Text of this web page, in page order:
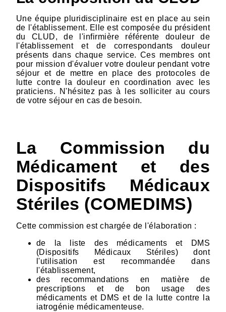
Une équipe pluridisciplinaire est en place au sein
de l'établissement. Elle est composée du président
du CLUD, de l'infirmière référente douleur de
l'établissement et de correspondants douleur
présents dans chaque service. Ces membres ont
pour mission d'évaluer votre douleur pendant votre
séjour et de mettre en place des protocoles de
lutte contre la douleur en coordination avec les
praticiens. N'hésitez pas à les solliciter au cours
de votre séjour en cas de besoin.
La Commission du
Médicament et des
Dispositifs Médicaux
Stériles (COMEDIMS)
Cette commission est chargée de l'élaboration :
de la liste des médicaments et DMS
(Dispositifs Médicaux Stériles) dont
l'utilisation est recommandée dans
l'établissement,
des recommandations en matière de
prescriptions et de bon usage des
médicaments et DMS et de la lutte contre la
iatrogénie médicamenteuse.